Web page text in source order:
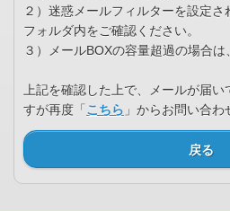
２）迷惑メールフィルターを設定
フォルダ内をご確認ください。
３）メールBOXの容量超過の場合は
上記を確認した上で、メールが届
すが再度「 こちら 」からお問い合わ
戻る